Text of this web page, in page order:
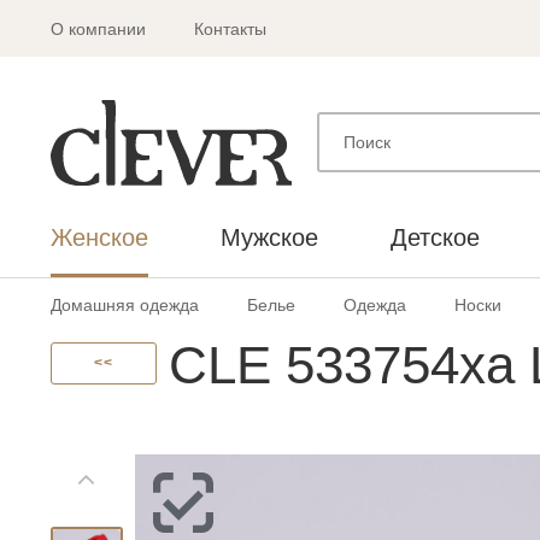
О компании Контакты
Женское Мужское Детское
Домашняя одежда Белье Одежда Носки
<< CLE